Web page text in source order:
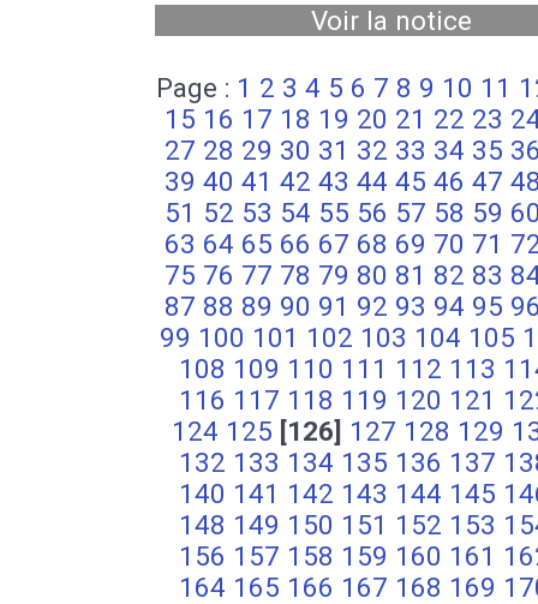
Voir la notice
Page : 1 2 3 4 5 6 7 8 9 10 11
15 16 17 18 19 20 21 22 23
27 28 29 30 31 32 33 34 35
39 40 41 42 43 44 45 46 47
51 52 53 54 55 56 57 58 59
63 64 65 66 67 68 69 70 71
75 76 77 78 79 80 81 82 83
87 88 89 90 91 92 93 94 95
99 100 101 102 103 104 105
108 109 110 111 112 113
116 117 118 119 120 121
124 125 [126] 127 128 129
132 133 134 135 136 137
140 141 142 143 144 145
148 149 150 151 152 153
156 157 158 159 160 161
164 165 166 167 168 169